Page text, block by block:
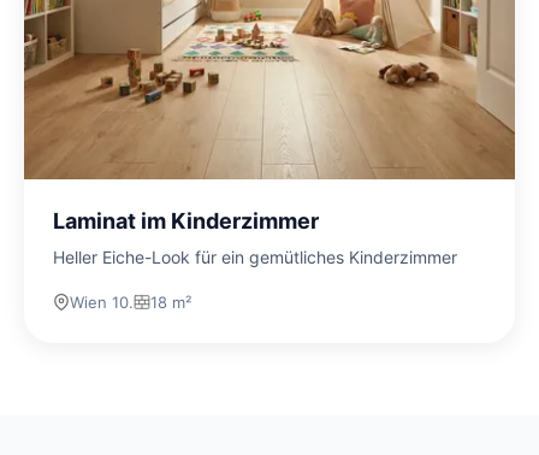
Laminat im Kinderzimmer
Heller Eiche-Look für ein gemütliches Kinderzimmer
Wien 10. 18 m²